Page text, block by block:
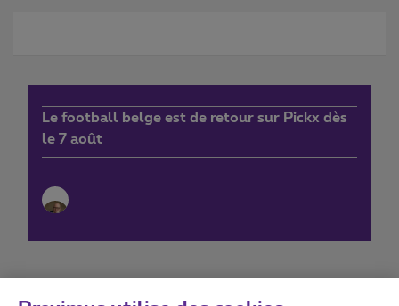
Le football belge est de retour sur Pickx dès
le 7 août